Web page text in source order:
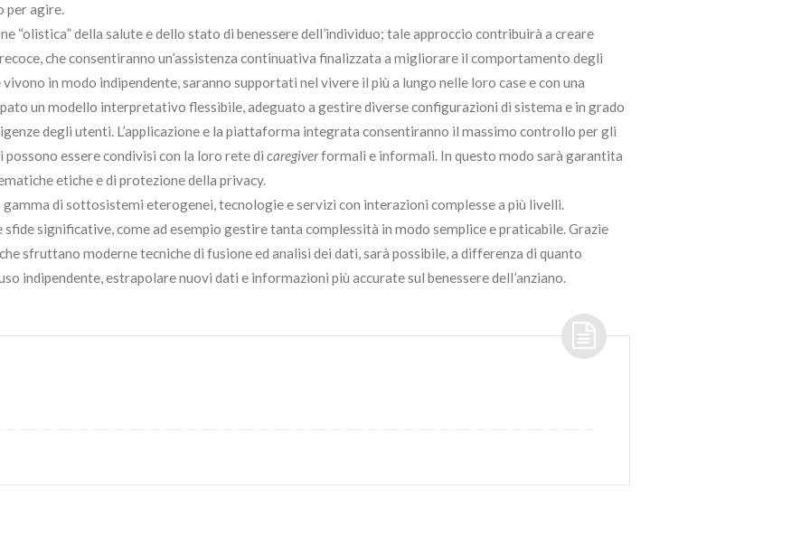
per agire.
“olistica” della salute e dello stato di benessere dell’individuo; tale approccio contribuirà a creare
che consentiranno un’assistenza continuativa finalizzata a migliorare il comportamento degli
in modo indipendente, saranno supportati nel vivere il più a lungo nelle loro case e con una
un modello interpretativo flessibile, adeguato a gestire diverse configurazioni di sistema e in grado
degli utenti. L’applicazione e la piattaforma integrata consentiranno il massimo controllo per gli
essere condivisi con la loro rete di caregiverformali e informali. In questo modo sarà garantita
etiche e di protezione della privacy.
di sottosistemi eterogenei, tecnologie e servizi con interazioni complesse a più livelli.
significative, come ad esempio gestire tanta complessità in modo semplice e praticabile. Grazie
sfruttano moderne tecniche di fusione ed analisi dei dati, sarà possibile, a differenza di quanto
indipendente, estrapolare nuovi dati e informazioni più accurate sul benessere dell’anziano.